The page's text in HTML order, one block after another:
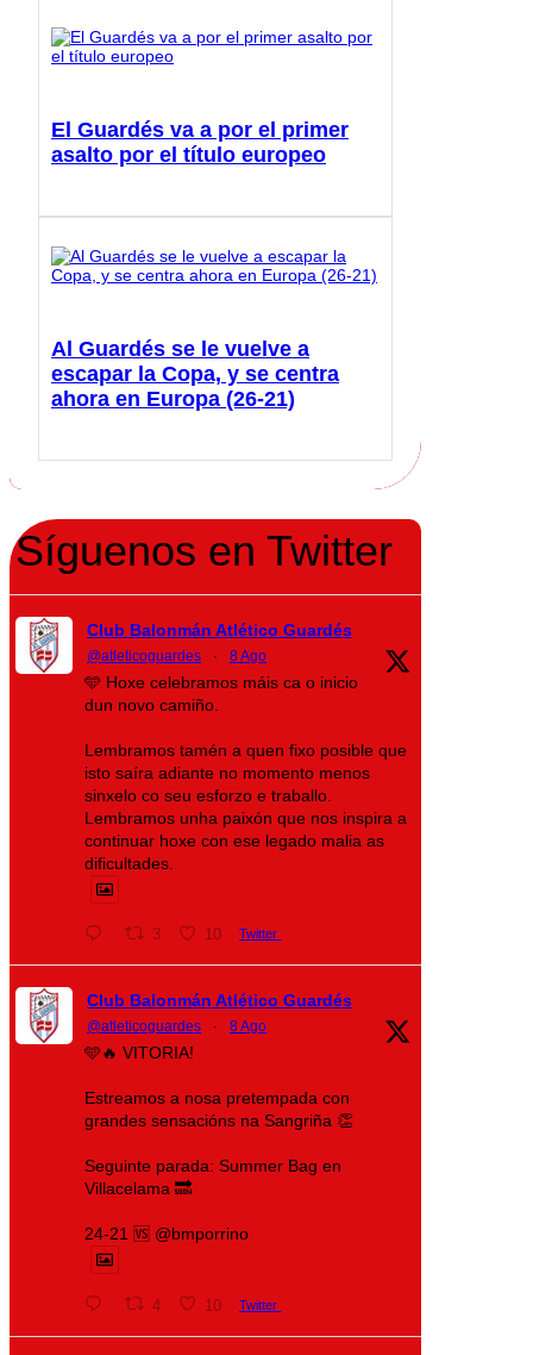
El Guardés va a por el primer
asalto por el título europeo
Al Guardés se le vuelve a
escapar la Copa, y se centra
ahora en Europa (26-21)
Síguenos en Twitter
Club Balonmán Atlético Guardés
@atleticoguardes · 8 Ago
🩵 Hoxe celebramos máis ca o inicio
dun novo camiño.
Lembramos tamén a quen fixo posible que
isto saíra adiante no momento menos
sinxelo co seu esforzo e traballo.
Lembramos unha paixón que nos inspira a
continuar hoxe con ese legado malia as
dificultades.
3 10 Twitter
Club Balonmán Atlético Guardés
@atleticoguardes · 8 Ago
🩵🔥 VITORIA!
Estreamos a nosa pretempada con
grandes sensacións na Sangriña 👏
Seguinte parada: Summer Bag en
Villacelama 🔜
24-21 🆚 @bmporrino
4 10 Twitter